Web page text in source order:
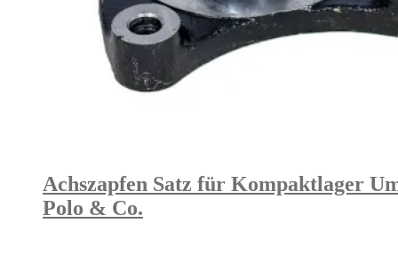
Achszapfen Satz für Kompaktlager
Polo & Co.